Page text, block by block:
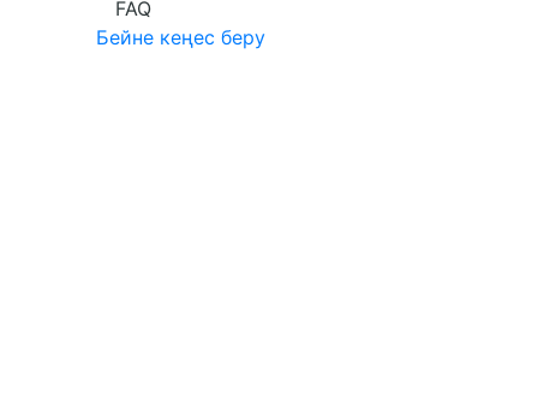
FAQ
Бейне кеңес беру